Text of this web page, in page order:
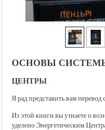
ОСНОВЫ
ЦЕНТРЫ
Я рад представить вам
Из этой книги вы узнаете о
уделено Энергетическим